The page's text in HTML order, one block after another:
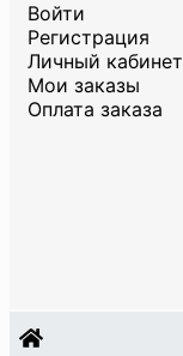
Войти
Регистрация
Личный кабинет
Мои заказы
Оплата заказа